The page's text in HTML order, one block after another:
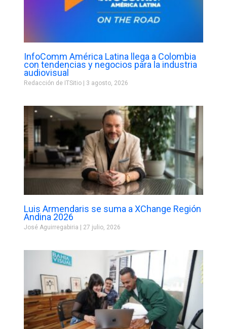
InfoComm América Latina llega a Colombia
con tendencias y negocios para la industria
audiovisual
Redacción de ITSitio 3 agosto, 2026
Luis Armendaris se suma a XChange Región
Andina 2026
José Aguirregabiria 27 julio, 2026